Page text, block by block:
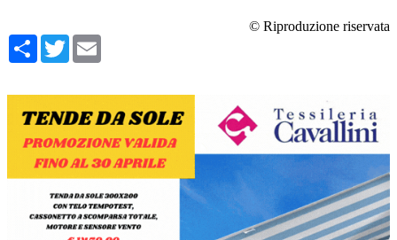
© Riproduzione riservata
Condividi
Twitter